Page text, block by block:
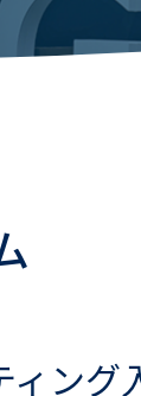
ィング